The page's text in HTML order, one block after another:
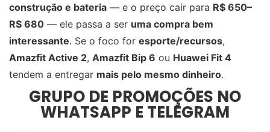
construção e bateria — e o preço cair para R$ 650–
R$ 680 — ele passa a ser uma compra bem
interessante. Se o foco for esporte/recursos,
Amazfit Active 2, Amazfit Bip 6 ou Huawei Fit 4
tendem a entregar mais pelo mesmo dinheiro.
GRUPO DE PROMOÇÕES NO
WHATSAPP E TELEGRAM